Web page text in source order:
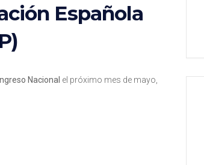
Española
Nacional el próximo mes de mayo,